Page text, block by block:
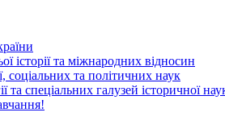
історії та міжнародних відносин
соціальних та політичних наук
та спеціальних галузей історичної